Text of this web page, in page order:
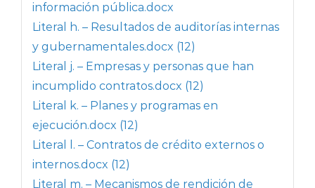
información pública.docx
Literal h. – Resultados de auditorías internas
y gubernamentales.docx (12)
Literal j. – Empresas y personas que han
incumplido contratos.docx (12)
Literal k. – Planes y programas en
ejecución.docx (12)
Literal l. – Contratos de crédito externos o
internos.docx (12)
Literal m. – Mecanismos de rendición de